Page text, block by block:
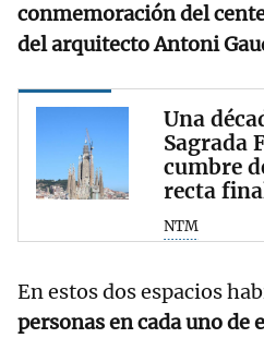
conmemoración del
del arquitecto Antoni
Una
Sagrada
cumbre
recta
NTM
En estos dos espacios
personas en cada uno de